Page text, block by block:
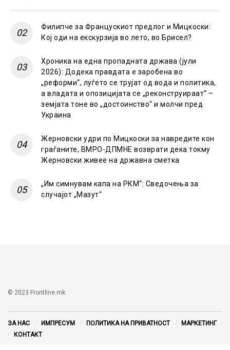
Филипче за Францускиот предлог и Мицкоски:
Кој оди на екскурзија во лето, во Брисел?
Хроника на една пропадната држава (јули
2026): Додека правдата е заробена во
„реформи“, луѓето се трујат од вода и политика,
а владата и опозицијата се „реконструираат“ –
земјата тоне во „достоинство“ и молчи пред
Украина
Жерновски удри по Мицкоски за навредите кон
граѓаните, ВМРО-ДПМНЕ возврати дека токму
Жерновски живее на државна сметка
„Им симнувам капа на РКМ“: Сведочења за
случајот „Мазут“
© 2023 Frontline.mk
ЗА НАС ИМПРЕСУМ ПОЛИТИКА НА ПРИВАТНОСТ
МАРКЕТИНГ
КОНТАКТ